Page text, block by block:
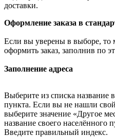
доставки.
Оформление заказа в
Если вы уверены в выборе, то
оформить заказ, заполнив по
Заполнение адреса
Выберите из списка название
пункта. Если вы не нашли
выберите значение «Другое
название своего населённого
Введите правильный индекс.